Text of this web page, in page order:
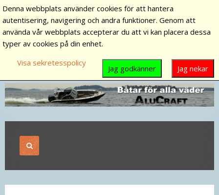
Denna webbplats använder cookies för att hantera
autentisering, navigering och andra funktioner. Genom att
använda vår webbplats accepterar du att vi kan placera dessa
typer av cookies på din enhet.
Visa sekretesspolicy
Jag nekar
Jag godkänner